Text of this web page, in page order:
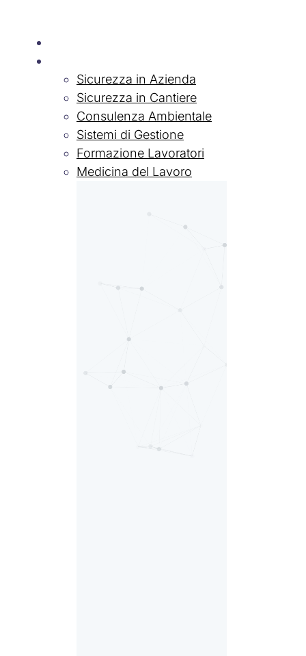
Sicurezza in Azienda
Sicurezza in Cantiere
Consulenza Ambientale
Sistemi di Gestione
Formazione Lavoratori
Medicina del Lavoro